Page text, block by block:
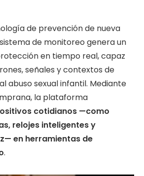
de prevención de nueva
de monitoreo genera un
en tiempo real, capaz
señales y contextos de
abuso sexual infantil. Mediante
la plataforma
cotidianos —como
relojes inteligentes y
en herramientas de
.